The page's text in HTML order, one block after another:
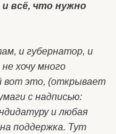
всё, что нужно
и губернатор, и
хочу много
вот это, (открывает
с надписью:
и любая
поддержка. Тут